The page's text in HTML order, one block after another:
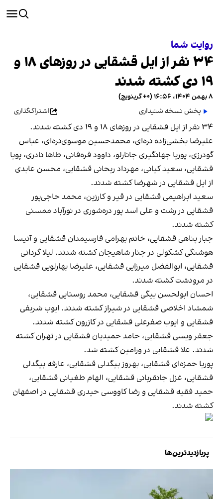
روایت شما
۳۴ نفر از ایل قشقایی در روزهای ۱۸ و
۱۹ دی کشته شدند
۸ بهمن ۱۴۰۴، ۱۶:۵۶ (‎+۰ گرینویچ)
پخش نسخه شنیداری
اشتراک‌گذاری
۳۴ نفر از ایل قشقایی در روزهای ۱۸ و ۱۹ دی کشته شدند.
علیرضا بخشی‌زاده نره‌ای،‌ محمدحسین موسوی‌نره‌ای، عباس
گودرزی، پوریا جهانگیری جانارلو، داوود قره‌قانی، طاها نادری، پویا
قشقایی، سعید کیانی، مهرداد ریحانی قشقایی، محسن عابدی
از ایل قشقایی در شهرضا کشته شدند.
سعید ابراهیمی قشقایی در قیر و کارزین، محمد حاجی‌پور
قشقایی در رشت و علی اسد پور دره‌شوری در نورآباد ممسنی
کشته شدند.
جبار پناهی قشقایی، خانم بهرامی فارسیمدان قشقایی و آنیسا
هوشنگی کشکولی در چنار شاهیجان کشته شدند. لیلا گردانی
قشقایی، ابوالفضل میرزایی قشقایی، علیرضا بهارلویی قشقایی
در مرودشت کشته شدند.
احسان ابولحسن بیگی قشقایی، محمد روستایی قشقایی،
شمشاد اخلاصی قشقایی در شیراز کشته شدند. ایوب شریفی
قشقایی و ایوب صفرعلی قشقایی در کازرون کشته شدند.
جعفر ویسی قشقایی، حامد حمیدیان قشقایی در تهران کشته
شدند. علا قشقایی در ورامین کشته شد.
پوریا حمزه‌ای قشقایی، بهروز بیگدلی قشقایی، عارفه بیگدلی
قشقایی، غزل جانقربانی قشقایی، الهام طغیانی قشقایی،
حمید فقیه قشقایی و رضا کاووسی حیدری قشقایی در اصفهان
کشته شدند.
پربازدیدترین‌ها